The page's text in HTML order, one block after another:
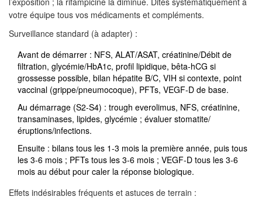
votre équipe tous vos médicaments et compléments.
Surveillance standard (à adapter) :
Avant de démarrer : NFS, ALAT/ASAT, créatinine/Débit de
filtration, glycémie/HbA1c, profil lipidique, bêta-hCG si
grossesse possible, bilan hépatite B/C, VIH si contexte, point
vaccinal (grippe/pneumocoque), PFTs, VEGF-D de base.
Au démarrage (S2-S4) : trough everolimus, NFS, créatinine,
transaminases, lipides, glycémie ; évaluer stomatite/
éruptions/infections.
Ensuite : bilans tous les 1-3 mois la première année, puis tous
les 3-6 mois ; PFTs tous les 3-6 mois ; VEGF-D tous les 3-6
mois au début pour caler la réponse biologique.
Effets indésirables fréquents et astuces de terrain :